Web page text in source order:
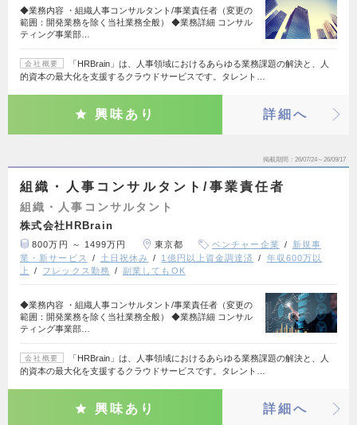
◆業務内容 ・組織人事コンサルタント/事業責任者（変更の
範囲：開発業務を除く当社業務全般） ◆業務詳細 コンサル
ティング事業部…
会社概要
「HRBrain」は、人事領域におけるあらゆる業務課題の解決と、人
的資本の最大化を支援するクラウドサービスです。タレント…
興味あり 詳細へ
掲載期間 26/07/24～26/09/17
組織・人事コンサルタント/事業責任者
組織・人事コンサルタント
株式会社HRBrain
800万円 ～ 1499万円 東京都 ベンチャー企業
新規事
業・新サービス
土日祝休み 1億円以上資金調達済
年収600万以
上
フレックス勤務 副業してもOK
◆業務内容 ・組織人事コンサルタント/事業責任者（変更の
範囲：開発業務を除く当社業務全般） ◆業務詳細 コンサル
ティング事業部…
会社概要
「HRBrain」は、人事領域におけるあらゆる業務課題の解決と、人
的資本の最大化を支援するクラウドサービスです。タレント…
興味あり 詳細へ